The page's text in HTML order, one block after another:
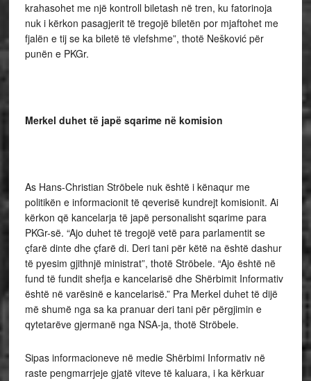
krahasohet me një kontroll biletash në tren, ku fatorinoja
nuk i kërkon pasagjerit të tregojë biletën por mjaftohet me
fjalën e tij se ka biletë të vlefshme”, thotë Nešković për
punën e PKGr.
Merkel duhet të japë sqarime në komision
As Hans-Christian Ströbele nuk është i kënaqur me
politikën e informacionit të qeverisë kundrejt komisionit. Ai
kërkon që kancelarja të japë personalisht sqarime para
PKGr-së. “Ajo duhet të tregojë vetë para parlamentit se
çfarë dinte dhe çfarë di. Deri tani për këtë na është dashur
të pyesim gjithnjë ministrat”, thotë Ströbele. “Ajo është në
fund të fundit shefja e kancelarisë dhe Shërbimit Informativ
është në varësinë e kancelarisë.” Pra Merkel duhet të dijë
më shumë nga sa ka pranuar deri tani për përgjimin e
qytetarëve gjermanë nga NSA-ja, thotë Ströbele.
Sipas informacioneve në medie Shërbimi Informativ në
raste pengmarrjeje gjatë viteve të kaluara, i ka kërkuar